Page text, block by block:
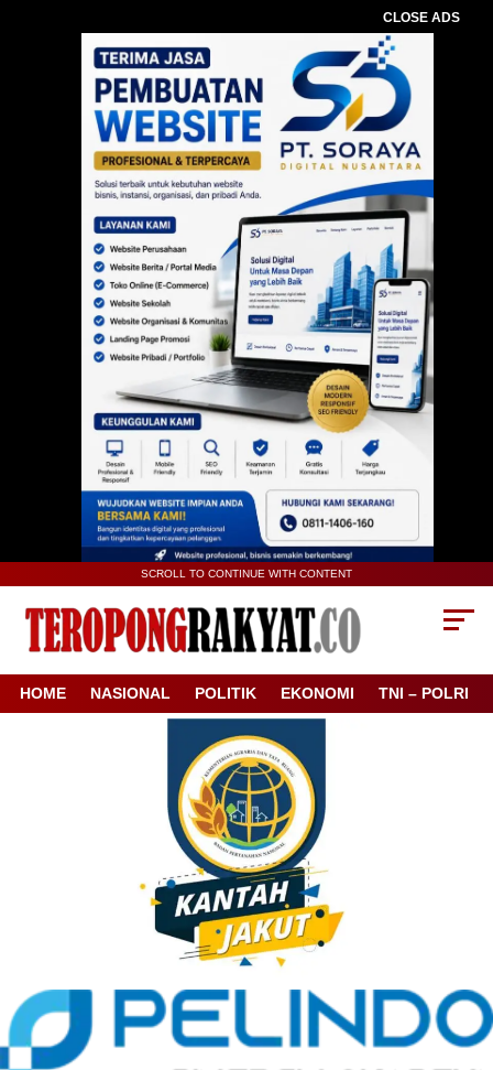
CLOSE ADS
SCROLL TO CONTINUE WITH CONTENT
HOME NASIONAL POLITIK EKONOMI TNI – POLRI